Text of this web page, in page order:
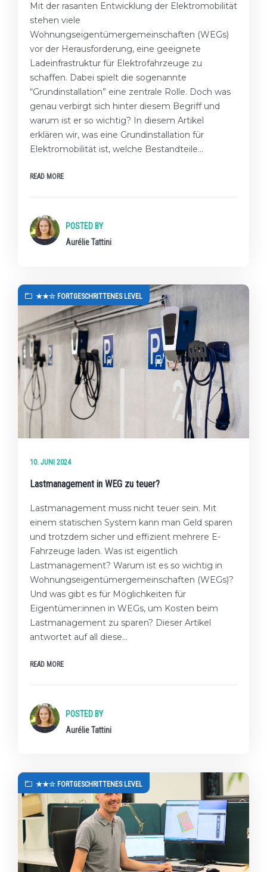
Mit der rasanten Entwicklung der Elektromobilität
stehen viele
Wohnungseigentümergemeinschaften (WEGs)
vor der Herausforderung, eine geeignete
Ladeinfrastruktur für Elektrofahrzeuge zu
schaffen. Dabei spielt die sogenannte
“Grundinstallation” eine zentrale Rolle. Doch was
genau verbirgt sich hinter diesem Begriff und
warum ist er so wichtig? In diesem Artikel
erklären wir, was eine Grundinstallation für
Elektromobilität ist, welche Bestandteile…
READ MORE
POSTED BY
Aurélie Tattini
★★☆ FORTGESCHRITTENES LEVEL
10. JUNI 2024
Lastmanagement in WEG zu teuer?
Lastmanagement muss nicht teuer sein. Mit
einem statischen System kann man Geld sparen
und trotzdem sicher und effizient mehrere E-
Fahrzeuge laden. Was ist eigentlich
Lastmanagement? Warum ist es so wichtig in
Wohnungseigentümergemeinschaften (WEGs)?
Und was gibt es für Möglichkeiten für
Eigentümer:innen in WEGs, um Kosten beim
Lastmanagement zu sparen? Dieser Artikel
antwortet auf all diese…
READ MORE
POSTED BY
Aurélie Tattini
★★☆ FORTGESCHRITTENES LEVEL